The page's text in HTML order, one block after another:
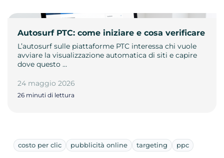
Autosurf PTC: come iniziare e cosa verificare
L’autosurf sulle piattaforme PTC interessa chi vuole
avviare la visualizzazione automatica di siti e capire
dove questo …
24 maggio 2026
26 minuti di lettura
costo per clic pubblicità online targeting ppc